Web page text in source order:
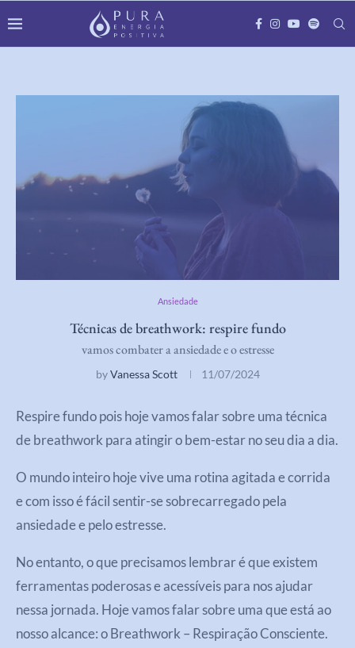
Ansiedade
Técnicas de breathwork: respire fundo
vamos combater a ansiedade e o estresse
byVanessa Scott 11/07/2024
Respire fundo pois hoje vamos falar sobre uma técnica
de breathwork para atingir o bem-estar no seu dia a dia.
O mundo inteiro hoje vive uma rotina agitada e corrida
e com isso é fácil sentir-se sobrecarregado pela
ansiedade e pelo estresse.
No entanto, o que precisamos lembrar é que existem
ferramentas poderosas e acessíveis para nos ajudar
nessa jornada. Hoje vamos falar sobre uma que está ao
nosso alcance: o Breathwork – Respiração Consciente.